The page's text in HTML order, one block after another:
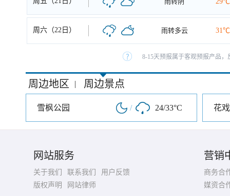
周六（22日） 雨转多云 31℃
8-15天预报属于客观预报产品
周边地区 | 周边景点
雪枫公园 / 24/33°C 花
网站服务
关于我们 联系我们
用户反馈
版权声明
网站律师
营销
商务合
媒资合